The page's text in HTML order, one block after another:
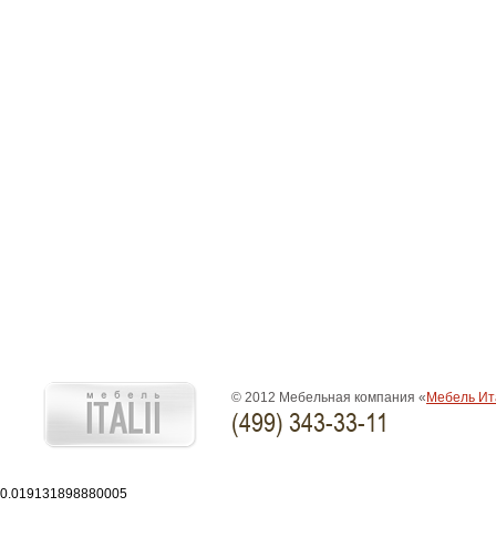
© 2012 Мебельная компания « Мебель
(499) 343-33-11
0.019131898880005